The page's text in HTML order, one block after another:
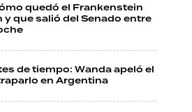
quedó el Frankenstein
que salió del Senado entre
de tiempo: Wanda apeló el
en Argentina